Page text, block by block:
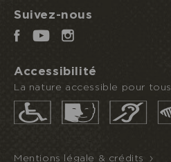
Suivez-nous
Accessibilité
La nature accessible pour tous
Mentions légale & crédits